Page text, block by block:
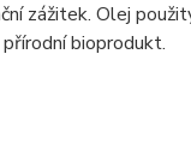
zážitek. Olej
bioprodukt.